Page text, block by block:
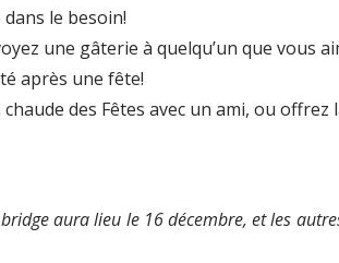
le besoin!
une gâterie à quelqu’un que vous
après une fête!
des Fêtes avec un ami, ou
aura lieu le 16 décembre, et les